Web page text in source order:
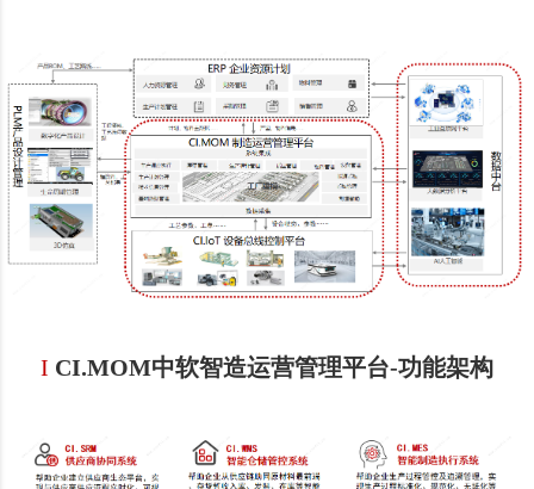
I CI.MOM中软智造运营管理平台-功能架构